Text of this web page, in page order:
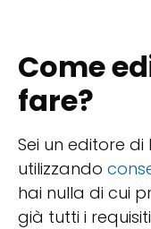
Come
fare?
Sei un editore
utilizzando
hai nulla di cui
già tutti i